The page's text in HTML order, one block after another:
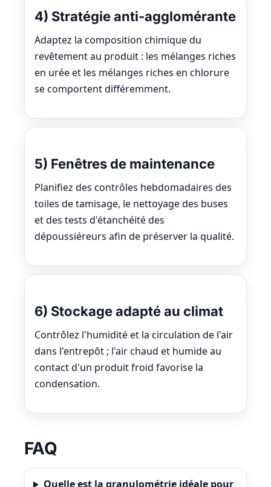
4) Stratégie anti-agglomérante
Adaptez la composition chimique du
revêtement au produit : les mélanges riches
en urée et les mélanges riches en chlorure
se comportent différemment.
5) Fenêtres de maintenance
Planifiez des contrôles hebdomadaires des
toiles de tamisage, le nettoyage des buses
et des tests d'étanchéité des
dépoussiéreurs afin de préserver la qualité.
6) Stockage adapté au climat
Contrôlez l'humidité et la circulation de l'air
dans l'entrepôt ; l'air chaud et humide au
contact d'un produit froid favorise la
condensation.
FAQ
Quelle est la granulométrie idéale pour